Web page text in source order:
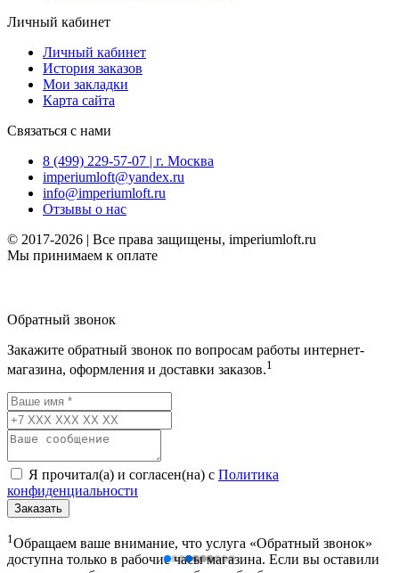
Личный кабинет
Личный кабинет
История заказов
Мои закладки
Карта сайта
Связаться с нами
8 (499) 229-57-07 | г. Москва
imperiumloft@yandex.ru
info@imperiumloft.ru
Отзывы о нас
© 2017-2026 | Все права защищены, imperiumloft.ru
Мы принимаем к оплате
Обратный звонок
Закажите обратный звонок по вопросам работы интернет-
магазина, оформления и доставки заказов.1
Я прочитал(а) и согласен(на) с Политика
конфиденциальности
Заказать
1Обращаем ваше внимание, что услуга «Обратный звонок»
доступна только в рабочие часы магазина. Если вы оставили